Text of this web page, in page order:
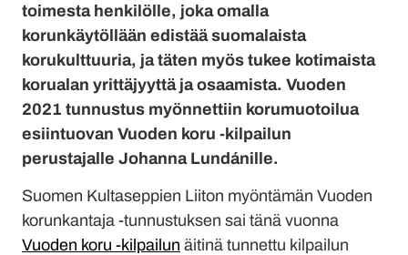
toimesta henkilölle, joka omalla
korunkäytöllään edistää suomalaista
korukulttuuria, ja täten myös tukee kotimaista
korualan yrittäjyyttä ja osaamista. Vuoden
2021 tunnustus myönnettiin korumuotoilua
esiintuovan Vuoden koru -kilpailun
perustajalle Johanna Lundánille.
Suomen Kultaseppien Liiton myöntämän Vuoden
korunkantaja -tunnustuksen sai tänä vuonna
Vuoden koru -kilpailun äitinä tunnettu kilpailun